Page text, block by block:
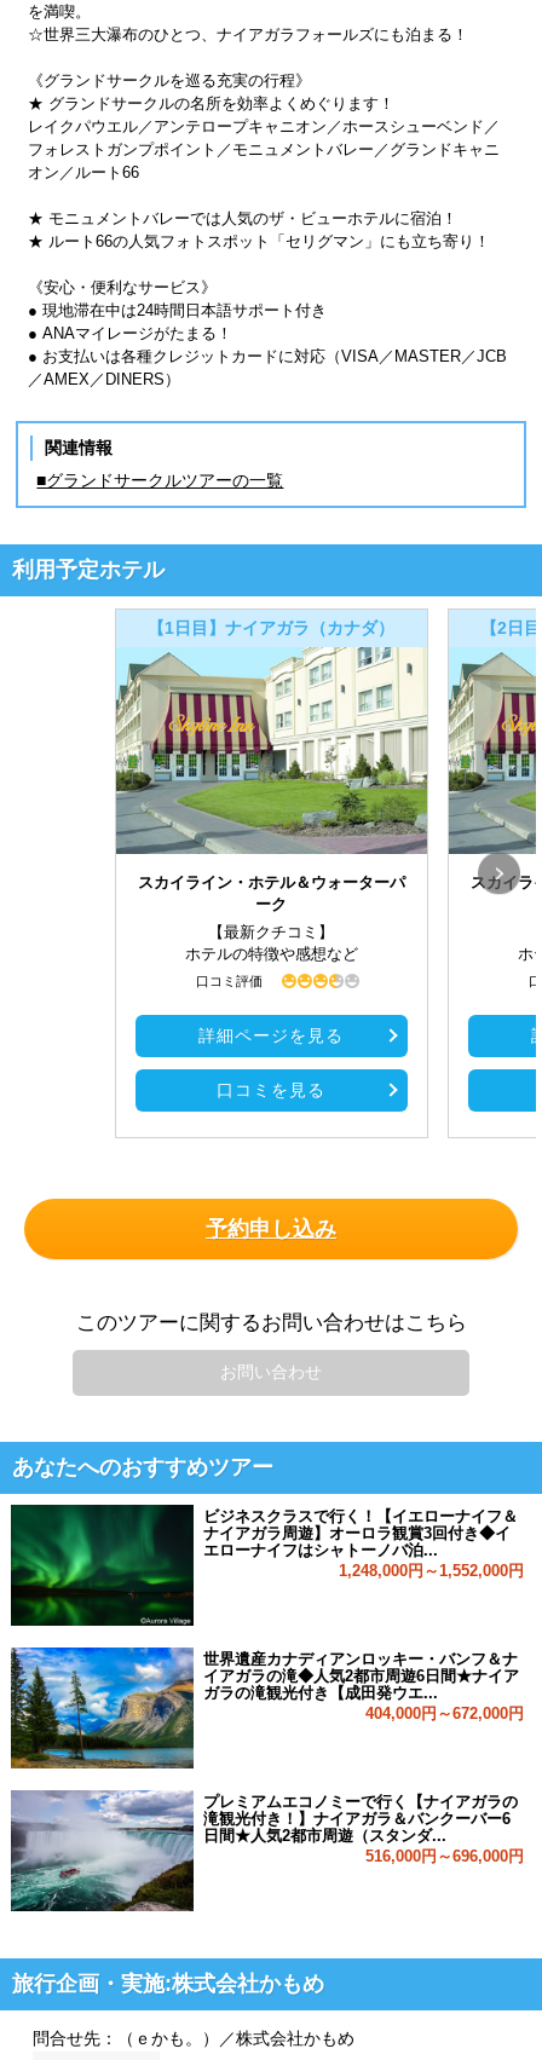
を満喫。
☆世界三大瀑布のひとつ、ナイアガラフォールズにも泊まる！
《グランドサークルを巡る充実の行程》
★ グランドサークルの名所を効率よくめぐります！
レイクパウエル／アンテロープキャニオン／ホースシューベンド／
フォレストガンプポイント／モニュメントバレー／グランドキャニ
オン／ルート66
★ モニュメントバレーでは人気のザ・ビューホテルに宿泊！
★ ルート66の人気フォトスポット「セリグマン」にも立ち寄り！
《安心・便利なサービス》
● 現地滞在中は24時間日本語サポート付き
● ANAマイレージがたまる！
● お支払いは各種クレジットカードに対応（VISA／MASTER／JCB
／AMEX／DINERS）
関連情報
■グランドサークルツアーの一覧
利用予定ホテル
【1日目】ナイアガラ（カナダ）
スカイライン・ホテル＆ウォーターパ
ーク
【最新クチコミ】
ホテルの特徴や感想など
口コミ評価
詳細ページを見る
口コミを見る
【2日
スカイラ
ホ
予約申し込み
このツアーに関するお問い合わせはこちら
お問い合わせ
あなたへのおすすめツアー
ビジネスクラスで行く！【イエローナイフ＆
ナイアガラ周遊】オーロラ観賞3回付き◆イ
エローナイフはシャトーノバ泊...
1,248,000円～1,552,000円
世界遺産カナディアンロッキー・バンフ＆ナ
イアガラの滝◆人気2都市周遊6日間★ナイア
ガラの滝観光付き【成田発ウエ...
404,000円～672,000円
プレミアムエコノミーで行く【ナイアガラの
滝観光付き！】ナイアガラ＆バンクーバー6
日間★人気2都市周遊（スタンダ...
516,000円～696,000円
旅行企画・実施:株式会社かもめ
問合せ先：（ｅかも。）／株式会社かもめ